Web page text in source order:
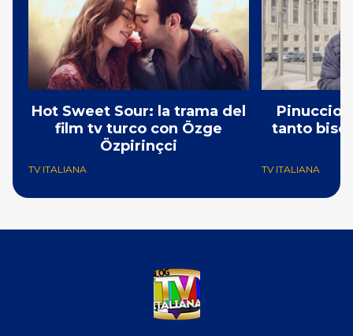
Hot Sweet Sour: la trama del
film tv turco con Özge
Özpirinçci
TV ITALIANA
Pinuccio:
tanto
TV ITALIANA